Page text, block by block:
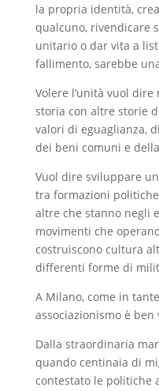
la propria identità,
qualcuno, rivendicare
unitario o dar vita a
fallimento, sarebbe
Volere l’unità vuol
storia con altre storie
valori di eguaglianza,
dei beni comuni e
Vuol dire sviluppare
tra formazioni
altre che stanno negli
movimenti che
costruiscono cultura
differenti forme di
A Milano, come in
associazionismo è ben
Dalla straordinaria
quando centinaia di
contestato le politiche